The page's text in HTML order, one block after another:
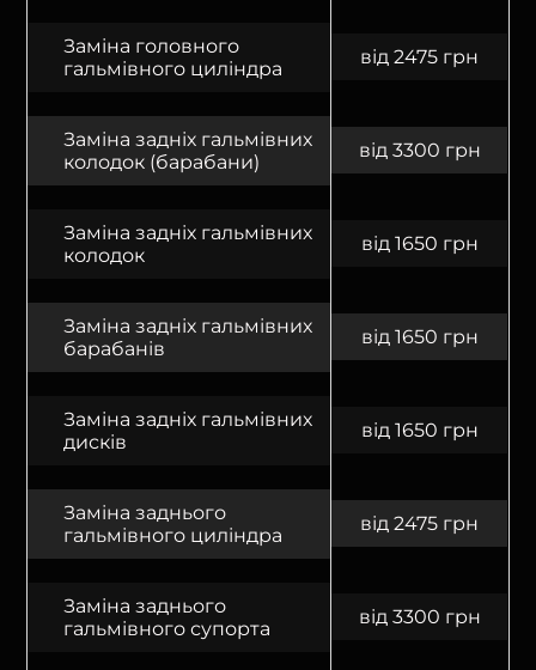
Заміна головного
гальмівного циліндра
від 2475 грн
Заміна задніх гальмівних
колодок (барабани)
від 3300 грн
Заміна задніх гальмівних
колодок
від 1650 грн
Заміна задніх гальмівних
барабанів
від 1650 грн
Заміна задніх гальмівних
дисків
від 1650 грн
Заміна заднього
гальмівного циліндра
від 2475 грн
Заміна заднього
гальмівного супорта
від 3300 грн